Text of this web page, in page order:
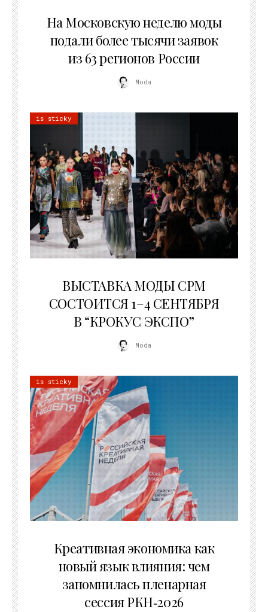
На Московскую неделю моды
подали более тысячи заявок
из 63 регионов России
Moda
is sticky
ВЫСТАВКА МОДЫ CPM
СОСТОИТСЯ 1–4 СЕНТЯБРЯ
В “КРОКУС ЭКСПО”
Moda
is sticky
Креативная экономика как
новый язык влияния: чем
запомнилась пленарная
сессия РКН‑2026